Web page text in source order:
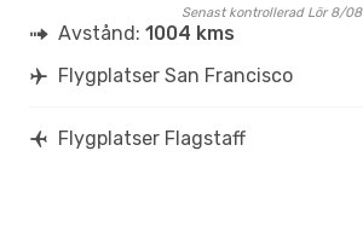
Senast kontrollerad Lör 8/08
Avstånd: 1004 kms
Flygplatser San Francisco
Flygplatser Flagstaff